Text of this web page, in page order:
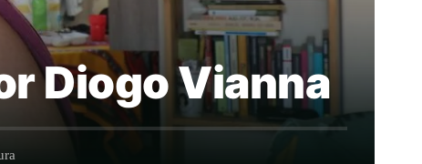
Diogo Vianna